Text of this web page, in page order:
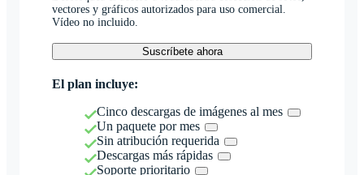
vectores y gráficos autorizados para uso comercial.
Vídeo no incluido.
Suscríbete ahora
El plan incluye:
Cinco descargas de imágenes al mes
Un paquete por mes
Sin atribución requerida
Descargas más rápidas
Soporte prioritario